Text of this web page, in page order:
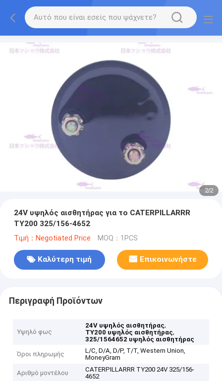
2/2
24V υψηλός αισθητήρας για το CATERPILLARRR
TY200 325/156-4652
Τιμή：Negotiated Price MOQ：1PCS
Καλύτερη τιμή Επικοινωνήστε
Περιγραφή Προϊόντων
Υψηλό φως
24V υψηλός αισθητήρας,
TY200 υψηλός αισθητήρας,
325/1564652 υψηλός αισθητήρας
Όροι πληρωμής
L/C, D/A, D/P, T/T, Western Union,
MoneyGram
Αριθμό μοντέλου
CATERPILLARRR TY200 24V 325/156-
4652